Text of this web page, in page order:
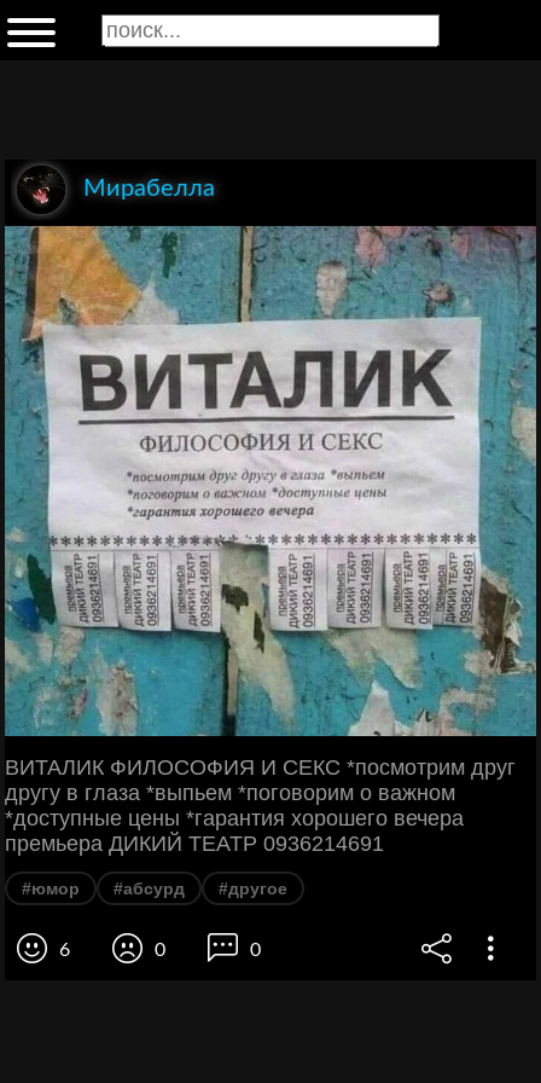
Мирабелла
ВИТАЛИК ФИЛОСОФИЯ И СЕКС *посмотрим друг
другу в глаза *выпьем *поговорим о важном
*доступные цены *гарантия хорошего вечера
премьера ДИКИЙ ТЕАТР 0936214691
#юмор #абсурд #другое
6 0 0